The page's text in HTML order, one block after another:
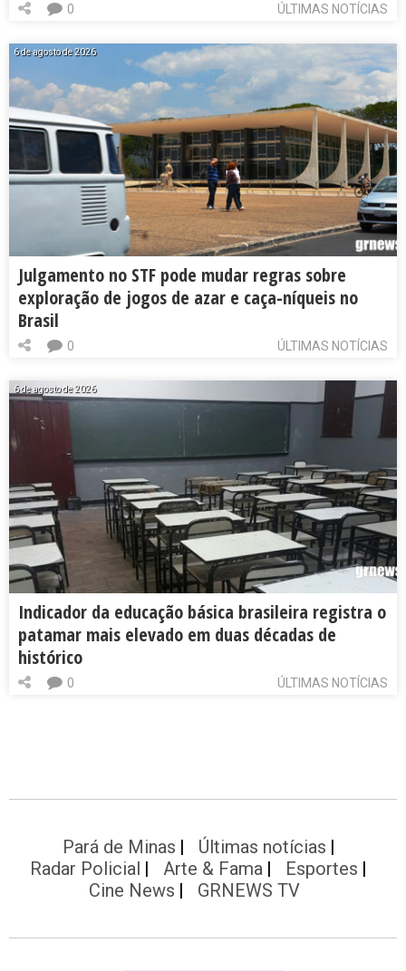
ÚLTIMAS NOTÍCIAS
0
6 de agosto de 2026
Julgamento no STF pode mudar regras sobre
exploração de jogos de azar e caça-níqueis no
Brasil
ÚLTIMAS NOTÍCIAS
0
6 de agosto de 2026
Indicador da educação básica brasileira registra o
patamar mais elevado em duas décadas de
histórico
ÚLTIMAS NOTÍCIAS
0
Pará de Minas
Últimas notícias
Radar Policial
Arte & Fama
Esportes
Cine News
GRNEWS TV